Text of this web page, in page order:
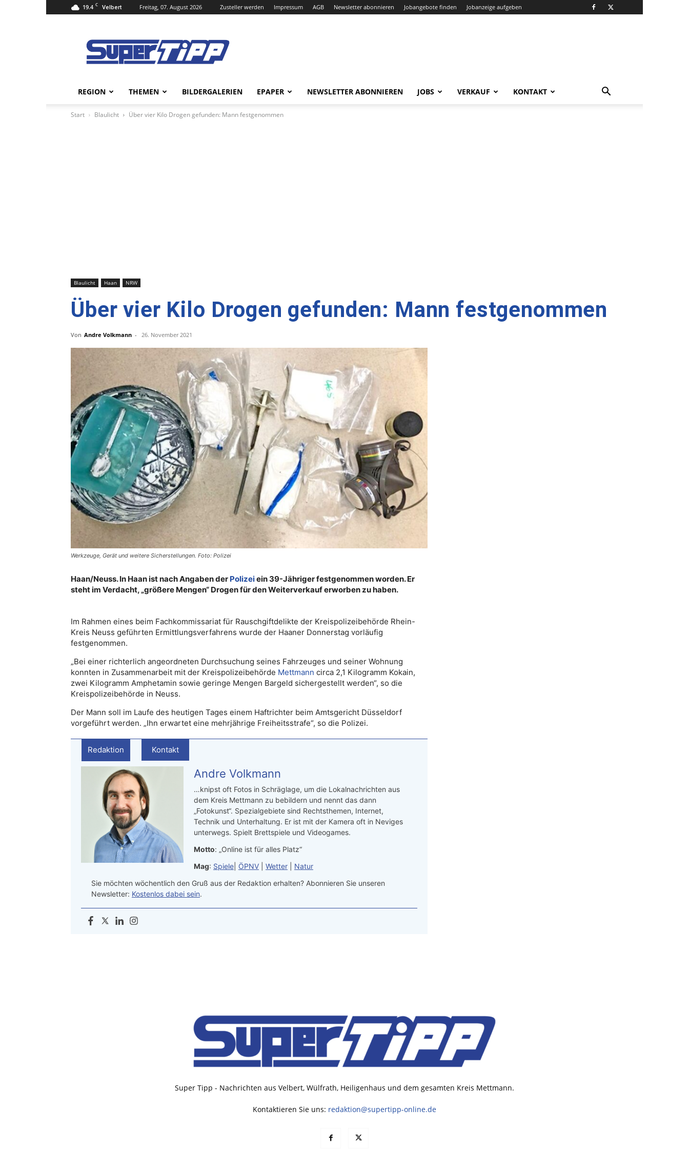
19.4 C Velbert Freitag, 07. August 2026 Zusteller werden Impressum AGB Newsletter abonnieren Jobangebote finden Jobanzeige aufgeben
Tipp
Online
REGION THEMEN BILDERGALERIEN EPAPER NEWSLETTER ABONNIEREN JOBS VERKAUF KONTAKT
Start Blaulicht Über vier Kilo Drogen gefunden: Mann festgenommen
Blaulicht Haan NRW
Über vier Kilo Drogen gefunden: Mann festgenommen
Von Andre Volkmann - 26. November 2021
Werkzeuge, Gerät und weitere Sicherstellungen. Foto: Polizei
Haan/Neuss. In Haan ist nach Angaben der Polizeiein 39-Jähriger festgenommen worden. Er
steht im Verdacht, „größere Mengen“ Drogen für den Weiterverkauf erworben zu haben.
Im Rahmen eines beim Fachkommissariat für Rauschgiftdelikte der Kreispolizeibehörde Rhein-
Kreis Neuss geführten Ermittlungsverfahrens wurde der Haaner Donnerstag vorläufig
festgenommen.
„Bei einer richterlich angeordneten Durchsuchung seines Fahrzeuges und seiner Wohnung
konnten in Zusammenarbeit mit der Kreispolizeibehörde Mettmann circa 2,1 Kilogramm Kokain,
zwei Kilogramm Amphetamin sowie geringe Mengen Bargeld sichergestellt werden“, so die
Kreispolizeibehörde in Neuss.
Der Mann soll im Laufe des heutigen Tages einem Haftrichter beim Amtsgericht Düsseldorf
vorgeführt werden. „Ihn erwartet eine mehrjährige Freiheitsstrafe“, so die Polizei.
Redaktion Kontakt
Andre Volkmann
…knipst oft Fotos in Schräglage, um die Lokalnachrichten aus
dem Kreis Mettmann zu bebildern und nennt das dann
„Fotokunst“. Spezialgebiete sind Rechtsthemen, Internet,
Technik und Unterhaltung. Er ist mit der Kamera oft in Neviges
unterwegs. Spielt Brettspiele und Videogames.
Motto: „Online ist für alles Platz“
Mag: Spiele ÖPNV Wetter
Natur
Sie möchten wöchentlich den Gruß aus der Redaktion erhalten? Abonnieren Sie unseren
Newsletter: Kostenlos dabei sein.
Super Tipp - Nachrichten aus Velbert, Wülfrath, Heiligenhaus und dem gesamten Kreis Mettmann.
Kontaktieren Sie uns: redaktion@supertipp-online.de